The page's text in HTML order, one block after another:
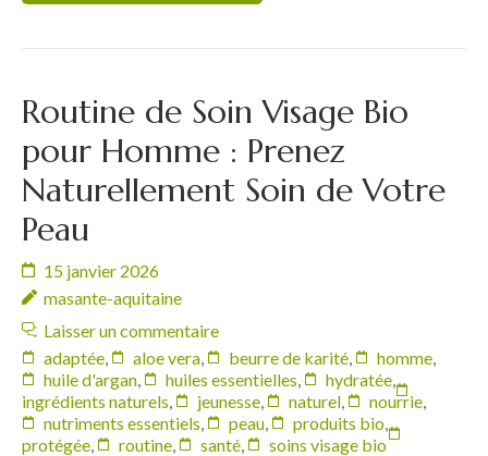
Routine de Soin Visage Bio
pour Homme : Prenez
Naturellement Soin de Votre
Peau
15 janvier 2026
masante-aquitaine
Laisser un commentaire
adaptée
aloe vera beurre de karité homme
huile d'argan
huiles essentielles hydratée
ingrédients naturels
jeunesse naturel nourrie
nutriments essentiels
peau produits bio
protégée
routine santé soins visage bio